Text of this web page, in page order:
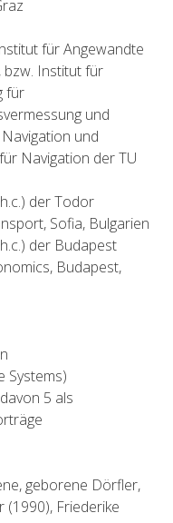
für Angewandte
bzw. Institut für
für
und
und
Navigation der TU
der Todor
Sofia, Bulgarien
der Budapest
Budapest,
Systems)
5 als
geborene Dörfler,
(1990), Friederike